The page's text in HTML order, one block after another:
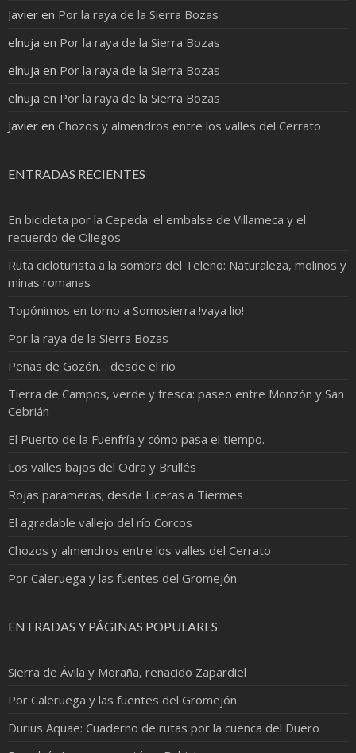
Javier en Por la raya de la Sierra Bozas
elnuja en Por la raya de la Sierra Bozas
elnuja en Por la raya de la Sierra Bozas
elnuja en Por la raya de la Sierra Bozas
Javier en Chozos y almendros entre los valles del Cerrato
ENTRADAS RECIENTES
En bicicleta por la Cepeda: el embalse de Villameca y el
recuerdo de Oliegos
Ruta cicloturista a la sombra del Teleno: Naturaleza, molinos y
minas romanas
Topónimos en torno a Somosierra !vaya lio!
Por la raya de la Sierra Bozas
Peñas de Gozón… desde el río
Tierra de Campos, verde y fresca: paseo entre Monzón y San
Cebrián
El Puerto de la Fuenfría y cómo pasa el tiempo.
Los valles bajos del Odra y Brullés
Rojas parameras; desde Liceras a Tiermes
El agradable vallejo del río Corcos
Chozos y almendros entre los valles del Cerrato
Por Caleruega y las fuentes del Gromejón
ENTRADAS Y PÁGINAS POPULARES
Sierra de Ávila y Moraña, renacido Zapardiel
Por Caleruega y las fuentes del Gromejón
Durius Aquae: Cuaderno de rutas por la cuenca del Duero